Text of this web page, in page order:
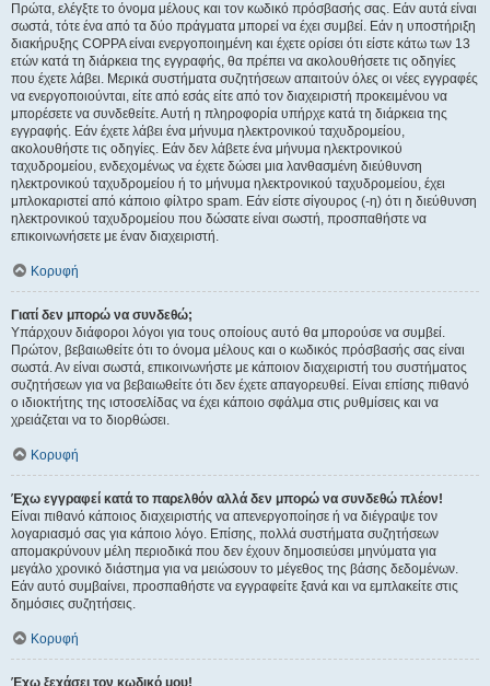
Πρώτα, ελέγξτε το όνομα μέλους και τον κωδικό πρόσβασής σας. Εάν αυτά είναι
σωστά, τότε ένα από τα δύο πράγματα μπορεί να έχει συμβεί. Εάν η υποστήριξη
διακήρυξης COPPA είναι ενεργοποιημένη και έχετε ορίσει ότι είστε κάτω των 13
ετών κατά τη διάρκεια της εγγραφής, θα πρέπει να ακολουθήσετε τις οδηγίες
που έχετε λάβει. Μερικά συστήματα συζητήσεων απαιτούν όλες οι νέες εγγραφές
να ενεργοποιούνται, είτε από εσάς είτε από τον διαχειριστή προκειμένου να
μπορέσετε να συνδεθείτε. Αυτή η πληροφορία υπήρχε κατά τη διάρκεια της
εγγραφής. Εάν έχετε λάβει ένα μήνυμα ηλεκτρονικού ταχυδρομείου,
ακολουθήστε τις οδηγίες. Εάν δεν λάβετε ένα μήνυμα ηλεκτρονικού
ταχυδρομείου, ενδεχομένως να έχετε δώσει μια λανθασμένη διεύθυνση
ηλεκτρονικού ταχυδρομείου ή το μήνυμα ηλεκτρονικού ταχυδρομείου, έχει
μπλοκαριστεί από κάποιο φίλτρο spam. Εάν είστε σίγουρος (-η) ότι η διεύθυνση
ηλεκτρονικού ταχυδρομείου που δώσατε είναι σωστή, προσπαθήστε να
επικοινωνήσετε με έναν διαχειριστή.
Κορυφή
Γιατί δεν μπορώ να συνδεθώ;
Υπάρχουν διάφοροι λόγοι για τους οποίους αυτό θα μπορούσε να συμβεί.
Πρώτον, βεβαιωθείτε ότι το όνομα μέλους και ο κωδικός πρόσβασής σας είναι
σωστά. Αν είναι σωστά, επικοινωνήστε με κάποιον διαχειριστή του συστήματος
συζητήσεων για να βεβαιωθείτε ότι δεν έχετε απαγορευθεί. Είναι επίσης πιθανό
ο ιδιοκτήτης της ιστοσελίδας να έχει κάποιο σφάλμα στις ρυθμίσεις και να
χρειάζεται να το διορθώσει.
Κορυφή
Έχω εγγραφεί κατά το παρελθόν αλλά δεν μπορώ να συνδεθώ πλέον!
Είναι πιθανό κάποιος διαχειριστής να απενεργοποίησε ή να διέγραψε τον
λογαριασμό σας για κάποιο λόγο. Επίσης, πολλά συστήματα συζητήσεων
απομακρύνουν μέλη περιοδικά που δεν έχουν δημοσιεύσει μηνύματα για
μεγάλο χρονικό διάστημα για να μειώσουν το μέγεθος της βάσης δεδομένων.
Εάν αυτό συμβαίνει, προσπαθήστε να εγγραφείτε ξανά και να εμπλακείτε στις
δημόσιες συζητήσεις.
Κορυφή
Έχω ξεχάσει τον κωδικό μου!